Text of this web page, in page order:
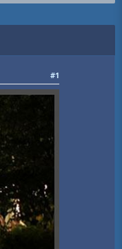
#1